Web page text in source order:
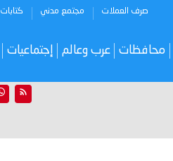
صرف العملات مجتمع مدني كتابات
محافظات عرب وعالم إجتماعيات